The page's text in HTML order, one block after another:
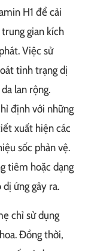
H1 để cải
gian kích
Việc sử
tình trạng dị
lan rộng.
định với những
xuất hiện các
sốc phản vệ.
tiêm hoặc dạng
ứng gây ra.
chỉ sử dụng
Đồng thời,